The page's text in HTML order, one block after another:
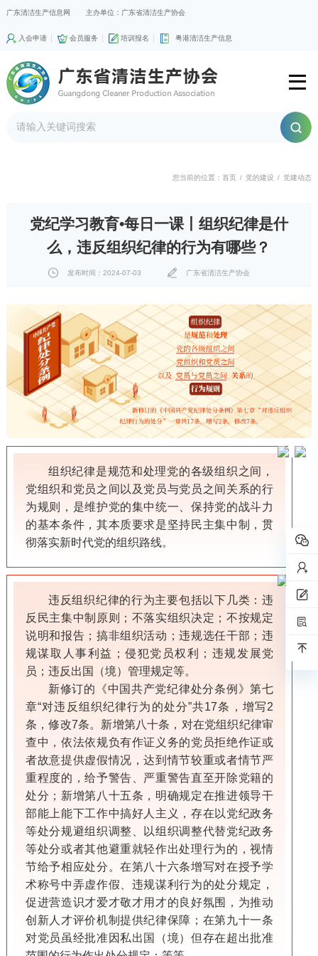
广东清洁生产信息网 主办单位：广东省清洁生产协会
入会申请 会员服务 培训报名 粤港清洁生产信息
您当前的位置：首页 / 党的建设 / 党建动态
党纪学习教育•每日一课丨组织纪律是什
么，违反组织纪律的行为有哪些？
发布时间：2024-07-03 广东省清洁生产协会
组织纪律是规范和处理党的各级组织之间，
党组织和党员之间以及党员与党员之间关系的行
为规则，是维护党的集中统一、保持党的战斗力
的基本条件，其本质要求是坚持民主集中制，贯
彻落实新时代党的组织路线。
违反组织纪律的行为主要包括以下几类：违
反民主集中制原则；不落实组织决定；不按规定
说明和报告；搞非组织活动；违规选任干部；违
规谋取人事利益；侵犯党员权利；违规发展党
员；违反出国（境）管理规定等。
新修订的《中国共产党纪律处分条例》第七
章“对违反组织纪律行为的处分”共17条，增写2
条，修改7条。新增第八十条，对在党组织纪律审
查中，依法依规负有作证义务的党员拒绝作证或
者故意提供虚假情况，达到情节较重或者情节严
重程度的，给予警告、严重警告直至开除党籍的
处分；新增第八十五条，明确规定在推进领导干
部能上能下工作中搞好人主义，存在以党纪政务
等处分规避组织调整、以组织调整代替党纪政务
等处分或者其他避重就轻作出处理行为的，视情
节给予相应处分。在第八十六条增写对在授予学
术称号中弄虚作假、违规谋利行为的处分规定，
促进营造识才爱才敬才用才的良好氛围，为推动
创新人才评价机制提供纪律保障；在第九十一条
对党员虽经批准因私出国（境）但存在超出批准